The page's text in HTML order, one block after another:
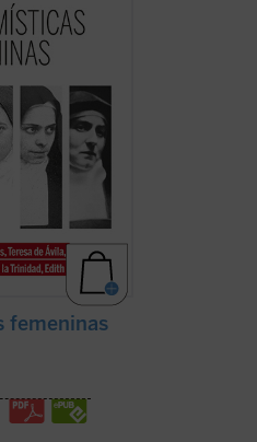
que
interior
tanto ...
femeninas